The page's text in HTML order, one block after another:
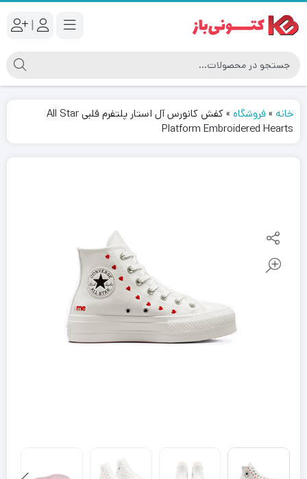
|
خانه »فروشگاه »
کفش کانورس آل استار پلتفرم قلبی All Star
Platform Embroidered Hearts